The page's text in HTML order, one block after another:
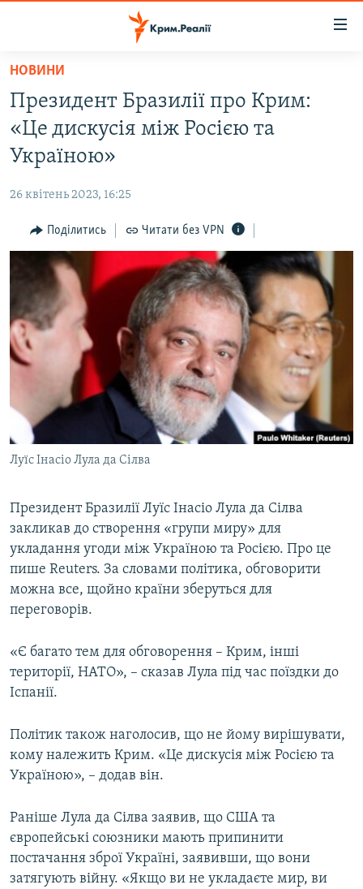
Перейти
основного
матеріалу
Перейти
до
основної
Перейти
до
ВОДА.КРИМ
ВІДЕО ТА ФОТО
БЛОГИ
ПОГЛЯД
ІНТЕРВ'Ю
ВСЕ ЗА ДЕНЬ
СПЕЦПРОЕКТИ
ДЕПОРТАЦІЯ
ВІДЕОУРОКИ «ELIFBE»
СВІДЧЕННЯ ОКУПАЦІЇ
УКРАЇНСЬКА ПРОБЛЕМА КРИМУ
ІНФОГРАФІКА
ЯК ОБІЙТИ БЛОКУВАННЯ
Русский
Qırımtatar
ДОЛУЧАЙСЯ!
Усі сайти RFE/RL
НОВИНИ
Президент Бразилії про Крим:
«Це дискусія між Росією та
Україною»
26 квітень 2023, 16:25
Поділитись Читати без VPN
Луїс Інасіо Лула да Сілва
Президент Бразилії Луїс Інасіо Лула да Сілва
закликав до створення «групи миру» для
укладання угоди між Україною та Росією. Про це
пише Reuters. За словами політика, обговорити
можна все, щойно країни зберуться для
переговорів.
«Є багато тем для обговорення – Крим, інші
території, НАТО», – сказав Лула під час поїздки до
Іспанії.
Політик також наголосив, що не йому вирішувати,
кому належить Крим. «Це дискусія між Росією та
Україною», – додав він.
Раніше Лула да Сілва заявив, що США та
європейські союзники мають припинити
постачання зброї Україні, заявивши, що вони
затягують війну. «Якщо ви не укладаєте мир, ви